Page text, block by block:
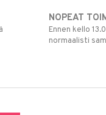
NOPEAT
Ennen kello
normaalisti